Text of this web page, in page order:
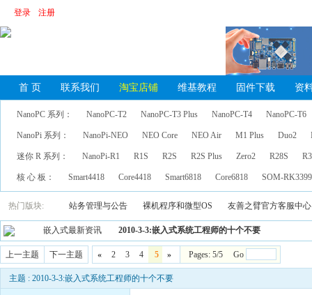
登录 注册
首 页 联系我们 淘宝店铺 维基教程 固件下载 资
NanoPC 系列： NanoPC-T2 NanoPC-T3 Plus NanoPC-T4 NanoPC-T6
NanoPi 系列： NanoPi-NEO NEO Core NEO Air M1 Plus Duo2
迷你 R 系列： NanoPi-R1 R1S R2S R2S Plus Zero2 R28S
核 心 板： Smart4418 Core4418 Smart6818 Core6818 SOM-
热门版块: 站务管理与公告 裸机程序和微型OS 友善之臂官方客服中心
嵌入式最新资讯 2010-3-3:嵌入式系统工程师的十个不要
上一主题 下一主题 « 2 3 4 5 » Pages: 5/5 Go
主题 : 2010-3-3:嵌入式系统工程师的十个不要